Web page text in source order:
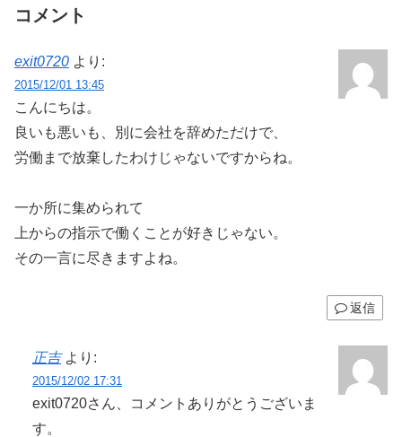
コメント
exit0720 より:
2015/12/01 13:45
こんにちは。
良いも悪いも、別に会社を辞めただけで、
労働まで放棄したわけじゃないですからね。
一か所に集められて
上からの指示で働くことが好きじゃない。
その一言に尽きますよね。
返信
正吉 より:
2015/12/02 17:31
exit0720さん、コメントありがとうございま
す。